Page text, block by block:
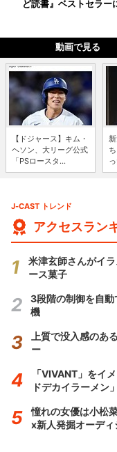
ど読書』ベストセラー
動画で見る
【ドジャース】キム・
ヘソン、大リーグ公式
「PSロースタ...
J-CAST トレンド
アクセスラン
米津玄師さんがイ
ース菓子
3段階の制御を自
機
上質で没入感の
ー
「VIVANT」をイ
ドデカイラーメン
憧れの女優は小松
x新人発掘オーデ